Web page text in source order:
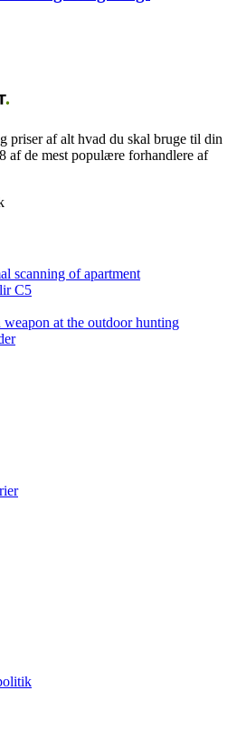
priser af alt hvad du skal bruge til din
af de mest populære forhandlere af
C5